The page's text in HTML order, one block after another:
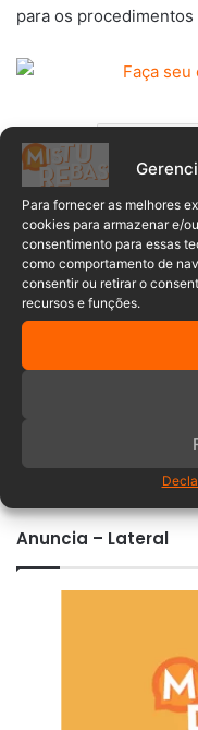
Para fornecer as melhores
cookies para armazenar e/
consentimento para essas
como comportamento de
consentir ou retirar o
recursos e funções.
para os procedimentos
Santa Catarina
Anuncia – Lateral